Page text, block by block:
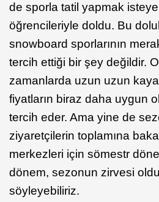
de sporla tatil yapmak
öğrencileriyle doldu. Bu
snowboard sporlarının
tercih ettiği bir şey değildir.
zamanlarda uzun uzun
fiyatların biraz daha uygun
tercih eder. Ama yine de
ziyaretçilerin toplamına
merkezleri için sömestr
dönem, sezonun zirvesi
söyleyebiliriz.